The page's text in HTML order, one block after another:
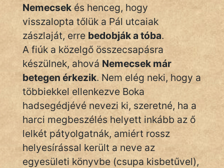
Nemecsek és henceg, hogy
visszalopta tőlük a Pál utcaiak
zászlaját, erre bedobják a tóba.
A fiúk a közelgő összecsapásra
készülnek, ahová Nemecsek már
betegen érkezik. Nem elég neki, hogy a
többiekkel ellenkezve Boka
hadsegédjévé nevezi ki, szeretné, ha a
harci megbeszélés helyett inkább az ő
lelkét pátyolgatnák, amiért rossz
helyesírással került a neve az
egyesületi könyvbe (csupa kisbetűvel),